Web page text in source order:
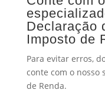
Declaração
Imposto de
Para evitar erros,
conte com o nosso
de Renda.